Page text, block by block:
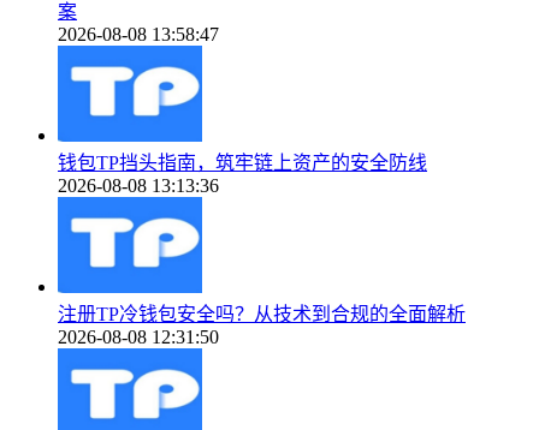
案
2026-08-08 13:58:47
钱包TP挡头指南，筑牢链上资产的安全防线
2026-08-08 13:13:36
注册TP冷钱包安全吗？从技术到合规的全面解析
2026-08-08 12:31:50